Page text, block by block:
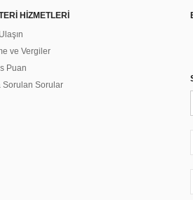
HİZMETLERİ
ve Vergiler
Puan
Sorulan Sorular